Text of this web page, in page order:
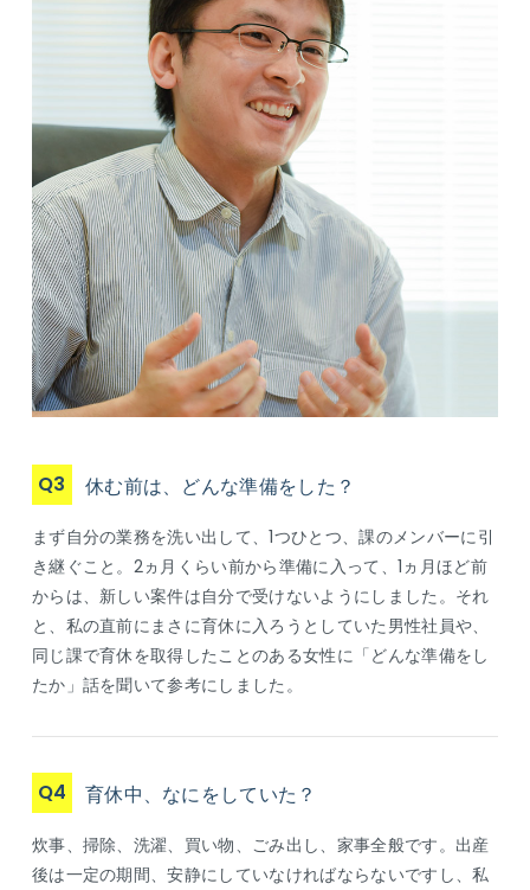
Q3 休む前は、どんな準備をした？
まず自分の業務を洗い出して、1つひとつ、課のメンバーに引
き継ぐこと。2ヵ月くらい前から準備に入って、1ヵ月ほど前
からは、新しい案件は自分で受けないようにしました。それ
と、私の直前にまさに育休に入ろうとしていた男性社員や、
同じ課で育休を取得したことのある女性に「どんな準備をし
たか」話を聞いて参考にしました。
Q4 育休中、なにをしていた？
炊事、掃除、洗濯、買い物、ごみ出し、家事全般です。出産
後は一定の期間、安静にしていなければならないですし、私